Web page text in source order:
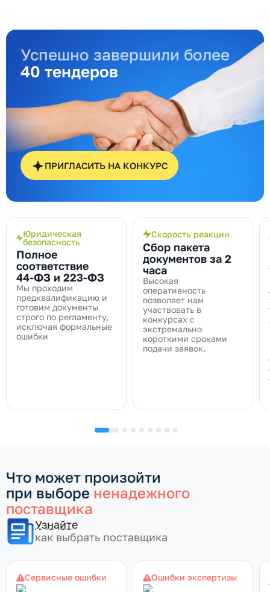
Успешно завершили более
40 тендеров
ПРИГЛАСИТЬ НА КОНКУРС
Юридическая
безопасность
Полное
соответствие
44‑ФЗ и 223‑ФЗ
Мы проходим
предквалификацию и
готовим документы
строго по регламенту,
исключая формальные
ошибки
Скорость реакции
Сбор пакета
документов за 2
часа
Высокая
оперативность
позволяет нам
участвовать в
конкурсах с
экстремально
короткими сроками
подачи заявок.
Что может произойти
при выборе ненадежного
поставщика
Узнайте
как выбрать поставщика
Сервисные ошибки Ошибки экспертизы